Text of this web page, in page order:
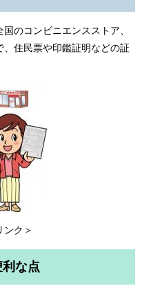
のコンビニエンスストア、
、住民票や印鑑証明などの証
ンク＞
な点